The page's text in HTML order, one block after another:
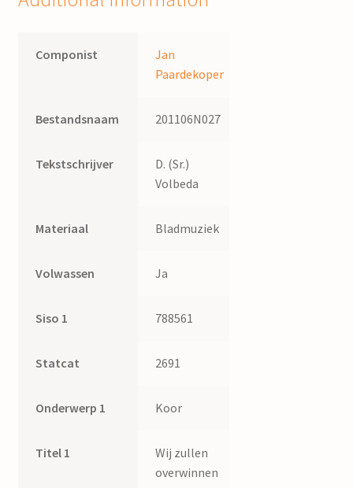
Componist
Jan
Paardekoper
Bestandsnaam 201106N027
Tekstschrijver
D. (Sr.)
Volbeda
Materiaal Bladmuziek
Volwassen Ja
Siso 1 788561
Statcat 2691
Onderwerp 1 Koor
Titel 1
Wij zullen
overwinnen